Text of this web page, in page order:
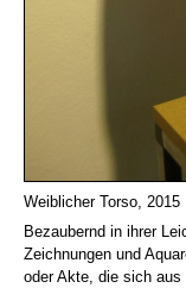
Weiblicher Torso, 2015
Bezaubernd in ihrer
Zeichnungen und
oder Akte, die sich